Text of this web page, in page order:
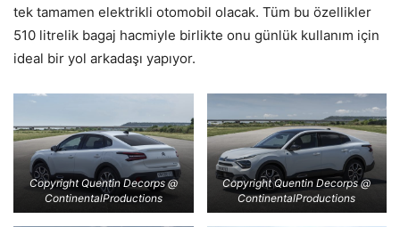
tek tamamen elektrikli otomobil olacak. Tüm bu özellikler
510 litrelik bagaj hacmiyle birlikte onu günlük kullanım için
ideal bir yol arkadaşı yapıyor.
Copyright Quentin Decorps @
ContinentalProductions
Copyright Quentin Decorps @
ContinentalProductions